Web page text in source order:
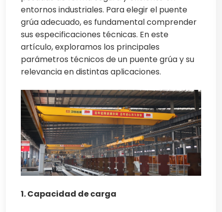
entornos industriales. Para elegir el puente
grúa adecuado, es fundamental comprender
sus especificaciones técnicas. En este
artículo, exploramos los principales
parámetros técnicos de un puente grúa y su
relevancia en distintas aplicaciones.
1. Capacidad de carga